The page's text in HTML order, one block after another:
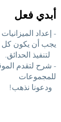
أبدي فعل
- إعداد
يجب أن يكون
لتنفيذ الحدائق.
- شرح لتقدم
للمجموعات
ودعونا نذهب!